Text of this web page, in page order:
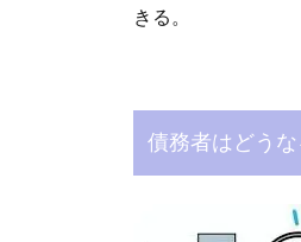
きる。
債務者はどうな